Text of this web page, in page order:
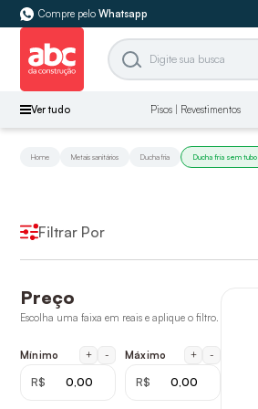
Compre pelo Whatsapp
Ver tudo Pisos | Revestimentos
Home Metais sanitários Ducha fria Ducha fria sem tubo
Filtrar Por
Preço
Escolha uma faixa em reais e aplique o filtro.
Mínimo + -
R$
Máximo + -
R$